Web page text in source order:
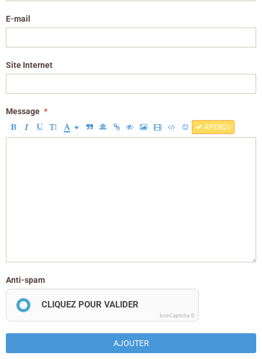
E-mail
Site Internet
Message
APERÇU
Anti-spam
CLIQUEZ POUR VALIDER
IconCaptcha ©
AJOUTER